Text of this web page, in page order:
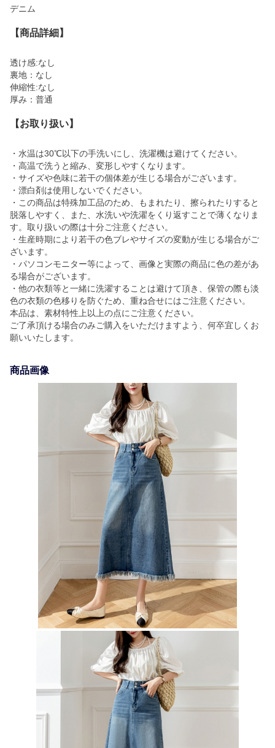
デニム
【商品詳細】
透け感:なし
裏地：なし
伸縮性:なし
厚み：普通
【お取り扱い】
・水温は30℃以下の手洗いにし、洗濯機は避けてください。
・高温で洗うと縮み、変形しやすくなります。
・サイズや色味に若干の個体差が生じる場合がございます。
・漂白剤は使用しないでください。
・この商品は特殊加工品のため、もまれたり、擦られたりすると
脱落しやすく、また、水洗いや洗濯をくり返すことで薄くなりま
す。取り扱いの際は十分ご注意ください。
・生産時期により若干の色ブレやサイズの変動が生じる場合がご
ざいます。
・パソコンモニター等によって、画像と実際の商品に色の差があ
る場合がございます。
・他の衣類等と一緒に洗濯することは避けて頂き、保管の際も淡
色の衣類の色移りを防ぐため、重ね合せにはご注意ください。
本品は、素材特性上以上の点にご注意ください。
ご了承頂ける場合のみご購入をいただけますよう、何卒宜しくお
願いいたします。
商品画像